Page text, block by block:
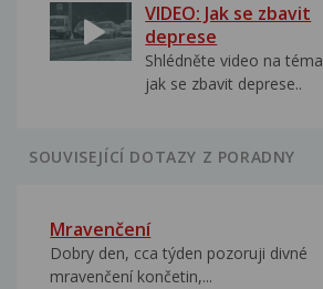
VIDEO: Jak se zbavit
deprese
Shlédněte video na téma
jak se zbavit deprese..
SOUVISEJÍCÍ DOTAZY Z PORADNY
Mravenčení
Dobry den, cca týden pozoruji divné
mravenčení končetin,...